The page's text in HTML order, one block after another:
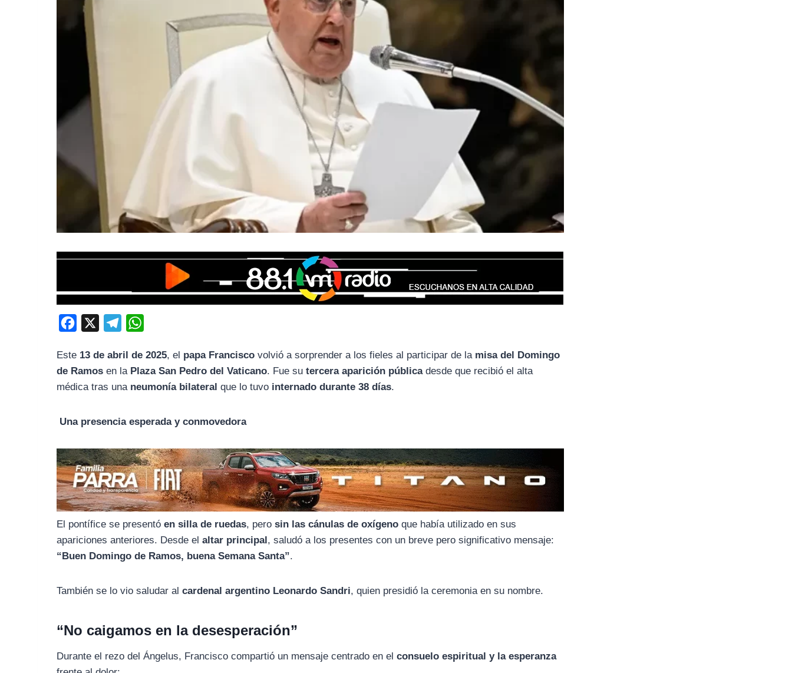
c
e
b
o
k
l
e
g
m
a
t
s
p
Este 13 de abril de 2025, el papa Francisco volvió a sorprender a los fieles al participar de la misa del Domingo
de Ramos en la Plaza San Pedro del Vaticano. Fue sutercera aparición públicadesde que recibió el alta
médica tras una neumonía bilateral que lo tuvo internado durante 38 días.
Una presencia esperada y conmovedora
El pontífice se presentóen silla de ruedas, perosin las cánulas de oxígeno que había utilizado en sus
apariciones anteriores. Desde elaltar principal, saludó a los presentes con un breve pero significativo mensaje:
“Buen Domingo de Ramos, buena Semana Santa”.
También se lo vio saludar alcardenal argentino Leonardo Sandri, quien presidió la ceremonia en su nombre.
“No caigamos en la desesperación”
Durante el rezo del Ángelus, Francisco compartió un mensaje centrado en elconsuelo espiritual y la esperanza